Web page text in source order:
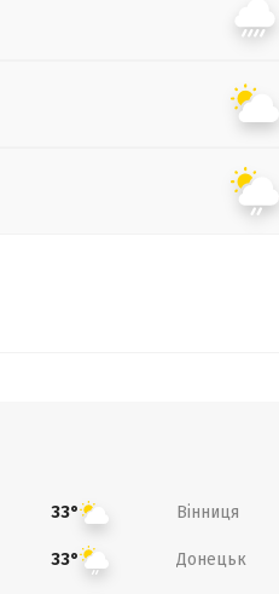
33° Вінниця
33° Донецьк